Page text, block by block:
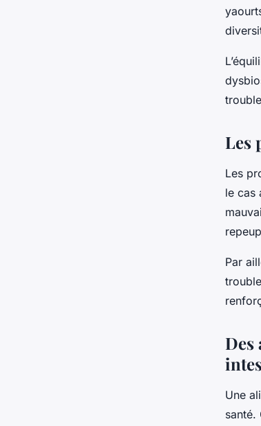
Les
Les
le cas
Par
Une
santé.